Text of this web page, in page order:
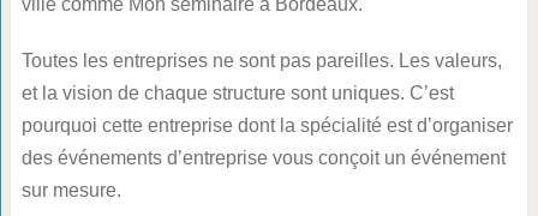
ville comme Mon séminaire à Bordeaux.
Toutes les entreprises ne sont pas pareilles. Les valeurs,
et la vision de chaque structure sont uniques. C’est
pourquoi cette entreprise dont la spécialité est d’organiser
des événements d’entreprise vous conçoit un événement
sur mesure.